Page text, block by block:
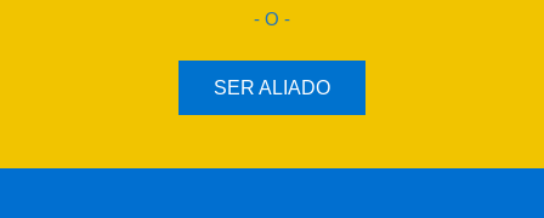
- O -
SER ALIADO